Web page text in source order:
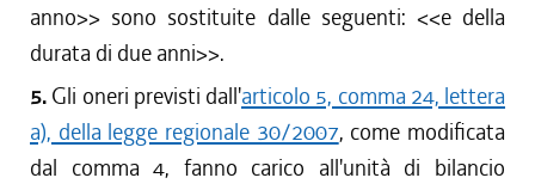
anno>> sono sostituite dalle seguenti: <<e della
durata di due anni>>.
5. Gli oneri previsti dall'articolo 5, comma 24, lettera
a), della legge regionale 30/2007, come modificata
dal comma 4, fanno carico all'unità di bilancio